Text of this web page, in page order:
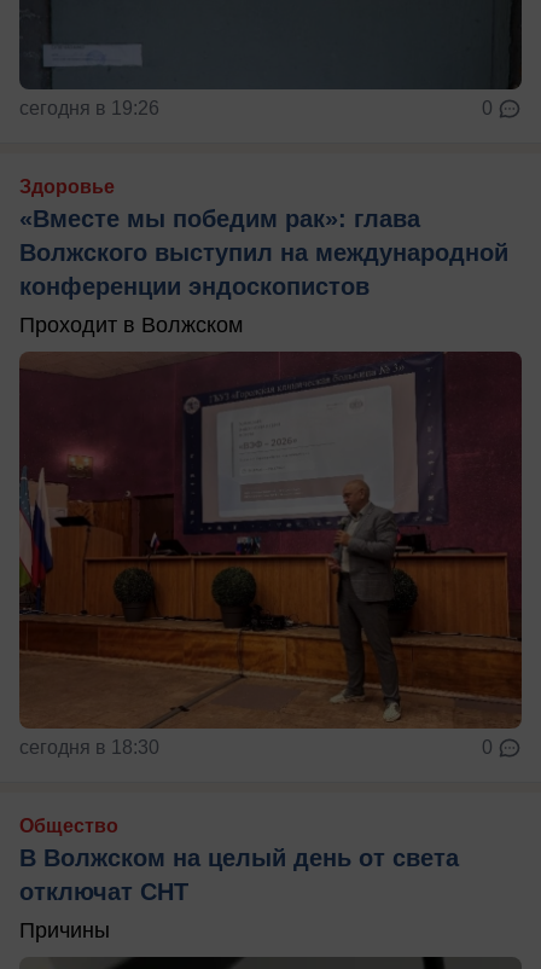
сегодня в 19:26 0
Здоровье
«Вместе мы победим рак»: глава
Волжского выступил на международной
конференции эндоскопистов
Проходит в Волжском
сегодня в 18:30 0
Общество
В Волжском на целый день от света
отключат СНТ
Причины